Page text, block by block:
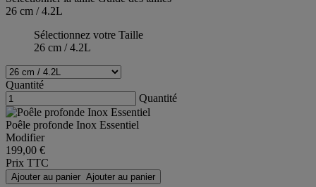
26 cm / 4.2L
Sélectionnez votre Taille
26 cm / 4.2L
Quantité
Quantité
Poêle profonde Inox Essentiel
Modifier
199,00 €
Prix TTC
Ajouter au panier Ajouter au panier